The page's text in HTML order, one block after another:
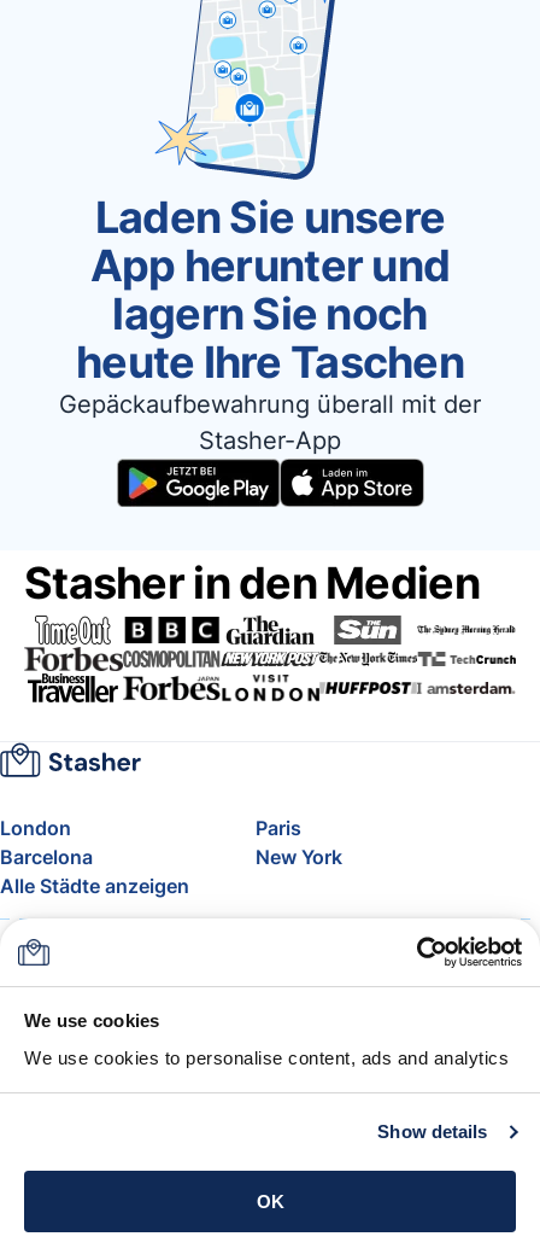
We use cookies
We use cookies to personalise content, ads and analytics
Show details
OK
Laden Sie unsere
App herunter und
lagern Sie noch
heute Ihre Taschen
Gepäckaufbewahrung überall mit der
Stasher-App
Stasher in den Medien
London
Paris
Barcelona
New York
Alle Städte anzeigen
Über uns
FAQ
Support
Blog
Freigepäck bei Airlines
Die Stasher-Garantie
AGB
App holen